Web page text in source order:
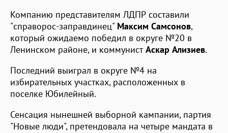
Компанию представителям ЛДПР составили
"справорос-заправдинец" Максим Самсонов,
который ожидаемо победил в округе №20 в
Ленинском районе, и коммунистАскар Ализиев.
Последний выиграл в округе №4 на
избирательных участках, расположенных в
поселке Юбилейный.
Сенсация нынешней выборной кампании, партия
"Новые люди", претендовала на четыре мандата в